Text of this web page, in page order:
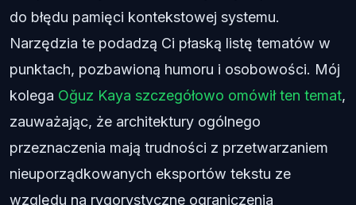
do błędu pamięci kontekstowej systemu.
Narzędzia te podadzą Ci płaską listę tematów w
punktach, pozbawioną humoru i osobowości. Mój
kolega Oğuz Kaya szczegółowo omówił ten temat,
zauważając, że architektury ogólnego
przeznaczenia mają trudności z przetwarzaniem
nieuporządkowanych eksportów tekstu ze
względu na rygorystyczne ograniczenia